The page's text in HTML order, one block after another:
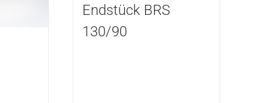
Endstück BRS
130/90